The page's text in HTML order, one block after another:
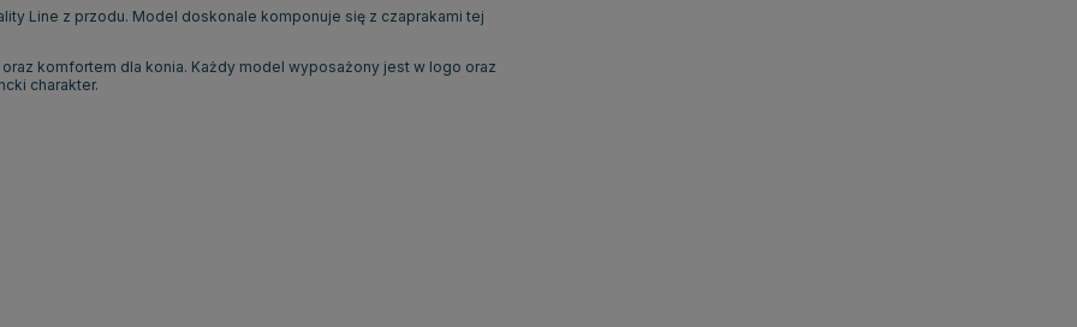
Line z przodu. Model doskonale komponuje się z czaprakami tej
komfortem dla konia. Każdy model wyposażony jest w logo oraz
charakter.